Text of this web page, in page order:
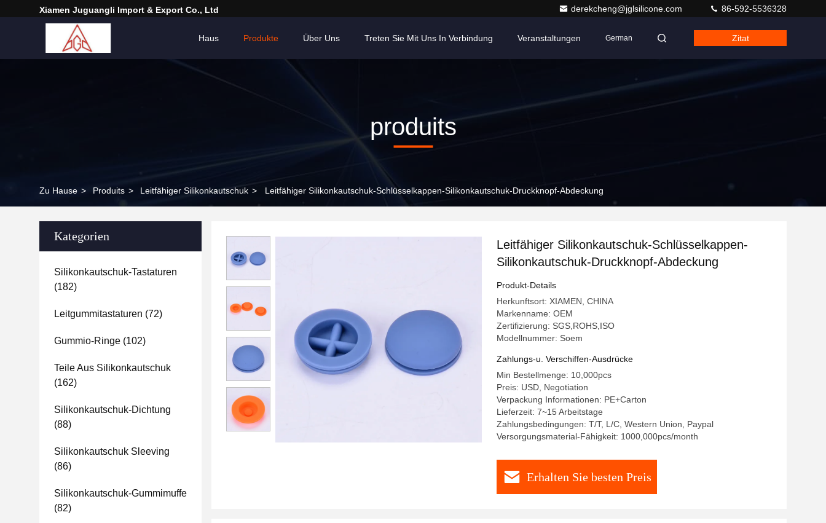
Xiamen Juguangli Import & Export Co., Ltd derekcheng@jglsilicone.com 86-592-5536328
Haus Produkte Über Uns Treten Sie Mit Uns In Verbindung Veranstaltungen German Zitat
produits
Zu Hause > Produits > Leitfähiger Silikonkautschuk > Leitfähiger Silikonkautschuk-Schlüsselkappen-Silikonkautschuk-Druckknopf-Abdeckung
Kategorien
Silikonkautschuk-Tastaturen
(182)
Leitgummitastaturen (72)
Gummio-Ringe (102)
Teile Aus Silikonkautschuk
(162)
Silikonkautschuk-Dichtung
(88)
Silikonkautschuk Sleeving
(86)
Silikonkautschuk-Gummimuffe
(82)
Leitfähiger Silikonkautschuk-Schlüsselkappen-
Silikonkautschuk-Druckknopf-Abdeckung
Produkt-Details
Herkunftsort: XIAMEN, CHINA
Markenname: OEM
Zertifizierung: SGS,ROHS,ISO
Modellnummer: Soem
Zahlungs-u. Verschiffen-Ausdrücke
Min Bestellmenge: 10,000pcs
Preis: USD, Negotiation
Verpackung Informationen: PE+Carton
Lieferzeit: 7~15 Arbeitstage
Zahlungsbedingungen: T/T, L/C, Western Union, Paypal
Versorgungsmaterial-Fähigkeit: 1000,000pcs/month
Erhalten Sie besten Preis